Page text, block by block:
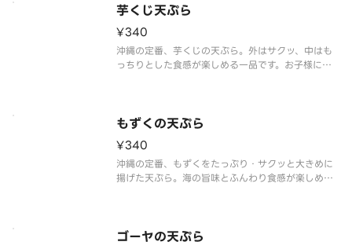
芋くじ天ぷら
¥340
沖縄の定番、芋くじの天ぷら。外はサクッ、中はも
っちりとした食感が楽しめる一品です。お子様にも
もずくの天ぷら
¥340
沖縄の定番、もずくをたっぷり・サクッと大きめに
揚げた天ぷら。海の旨味とふんわり食感が楽しめる
ゴーヤの天ぷら